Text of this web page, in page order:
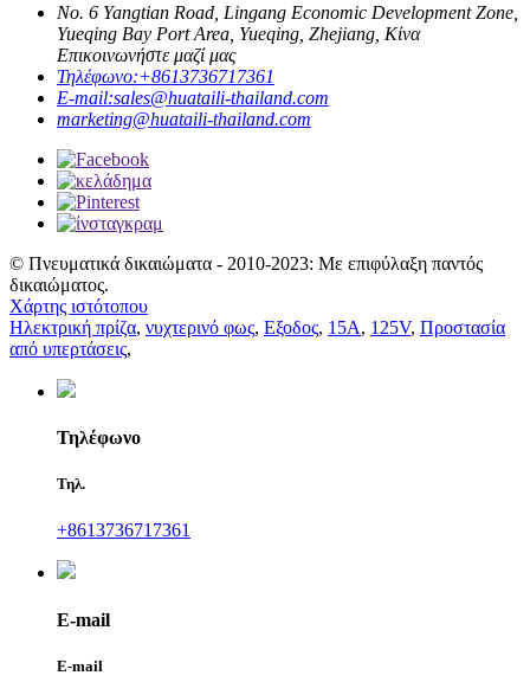
No. 6 Yangtian Road, Lingang Economic Development Zone,
Yueqing Bay Port Area, Yueqing, Zhejiang, Κίνα
Επικοινωνήστε μαζί μας
Τηλέφωνο:+8613736717361
E-mail:sales@huataili-thailand.com
marketing@huataili-thailand.com
© Πνευματικά δικαιώματα - 2010-2023: Με επιφύλαξη παντός
δικαιώματος.
Χάρτης ιστότοπου
Ηλεκτρική πρίζα, νυχτερινό φως, Εξοδος, 15Α, 125V, Προστασία
από υπερτάσεις,
Τηλέφωνο
Τηλ.
+8613736717361
E-mail
E-mail